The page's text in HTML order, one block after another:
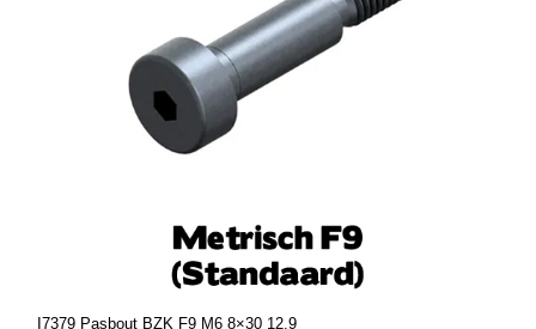
I7379 Pasbout BZK F9 M6 8×30 12.9